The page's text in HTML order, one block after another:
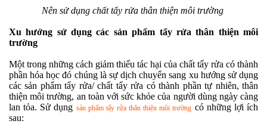
Nên sử dụng chất tẩy rửa thân thiện môi trường
Xu hướng sử dụng các sản phẩm tẩy rửa thân thiện môi
trường
Một trong những cách giảm thiểu tác hại của chất tẩy rửa có thành
phần hóa học đó chúng là sự dịch chuyển sang xu hướng sử dụng
các sản phẩm tẩy rửa/ chất tẩy rửa có thành phần tự nhiên, thân
thiện môi trường, an toàn với sức khỏe của người dùng ngày càng
lan tỏa. Sử dụng sản phẩm tẩy rửa thân thiện môi trường có những lợi ích
sau: